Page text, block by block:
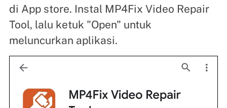
di App store. Instal MP4Fix Video Repair
Tool, lalu ketuk "Open" untuk
meluncurkan aplikasi.